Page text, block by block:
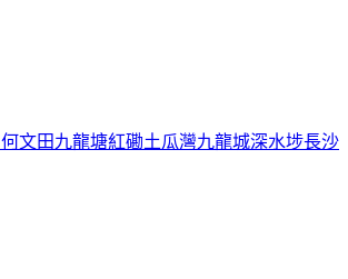
何文田九龍塘紅磡土瓜灣九龍城深水埗長沙